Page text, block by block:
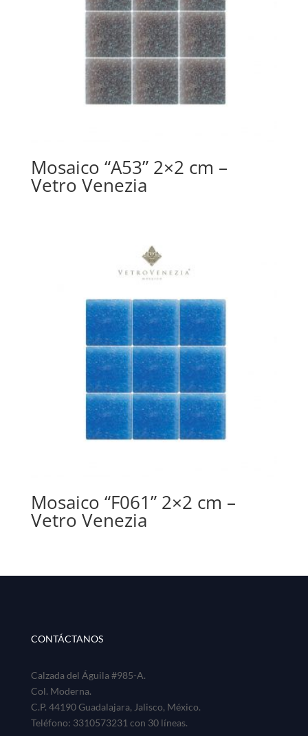
Mosaico “A53” 2×2 cm –
Vetro Venezia
Mosaico “F061” 2×2 cm –
Vetro Venezia
CONTÁCTANOS
Calzada del Águila #985-A.
Col. Moderna.
C.P. 44190 Guadalajara, Jalisco, México.
Teléfono: 3310573231 con 30 líneas.